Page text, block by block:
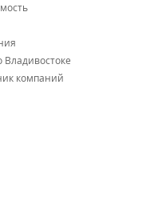
Владивостоке
компаний